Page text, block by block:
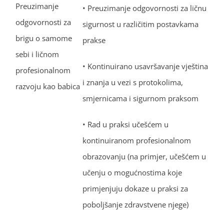
Preuzimanje
odgovornosti za
brigu o samome
sebi i ličnom
profesionalnom
razvoju kao babica
• Preuzimanje odgovornosti za ličnu
sigurnost u različitim postavkama
prakse
• Kontinuirano usavršavanje vještina
i znanja u vezi s protokolima,
smjernicama i sigurnom praksom
• Rad u praksi učešćem u
kontinuiranom profesionalnom
obrazovanju (na primjer, učešćem u
učenju o mogućnostima koje
primjenjuju dokaze u praksi za
poboljšanje zdravstvene njege)